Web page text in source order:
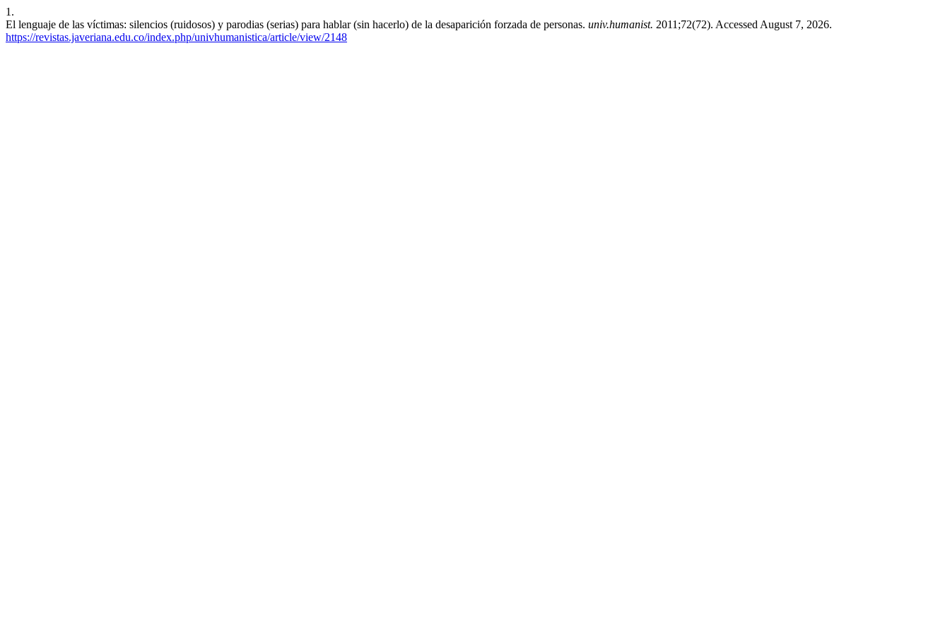
1.
El lenguaje de las víctimas: silencios (ruidosos) y parodias (serias) para hablar (sin hacerlo) de la desaparición forzada de personas. univ.humanist. 2011;72(72). Accessed August 7, 2026.
https://revistas.javeriana.edu.co/index.php/univhumanistica/article/view/2148